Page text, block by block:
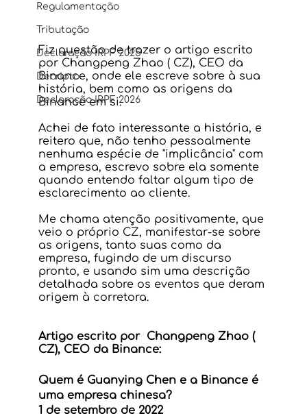
Regulamentação
Tributação
Declaração IRPF 2025
Decripto
Declaração IRPF 2026
Fiz questão de trazer o artigo escrito
por Changpeng Zhao ( CZ), CEO da
Binance, onde ele escreve sobre à sua
história, bem como as origens da
Binance em si.
Achei de fato interessante a história, e
reitero que, não tenho pessoalmente
nenhuma espécie de "implicância" com
a empresa, escrevo sobre ela somente
quando entendo faltar algum tipo de
esclarecimento ao cliente.
Me chama atenção positivamente, que
veio o próprio CZ, manifestar-se sobre
as origens, tanto suas como da
empresa, fugindo de um discurso
pronto, e usando sim uma descrição
detalhada sobre os eventos que deram
origem à corretora.
Artigo escrito por  Changpeng Zhao (
CZ), CEO da Binance:
Quem é Guanying Chen e a Binance é
uma empresa chinesa?
1 de setembro de 2022